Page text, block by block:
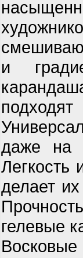
и
даже на
Легкость
делает
гелевые